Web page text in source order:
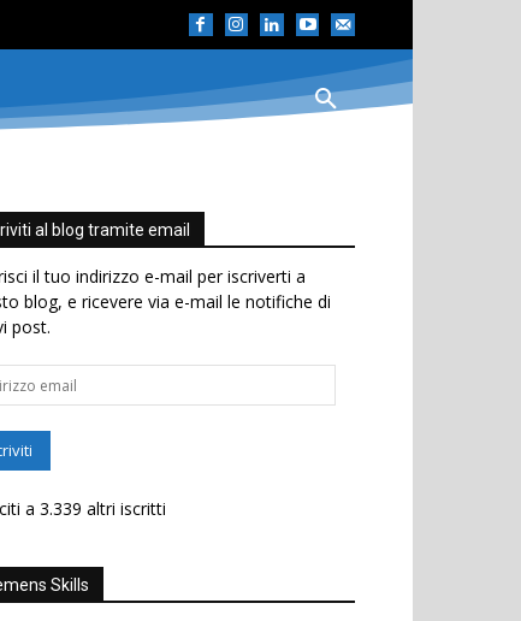
al blog tramite email
il tuo indirizzo e-mail per iscriverti a
blog, e ricevere via e-mail le notifiche di
post.
a 3.339 altri iscritti
Skills